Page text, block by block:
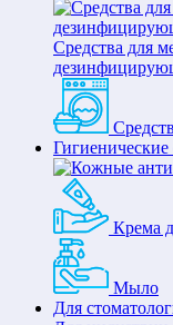
Средства для
Гигиенические
Крема
Мыло
Для